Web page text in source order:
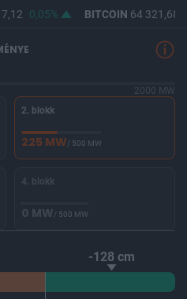
0,05% BITCOIN 64 321,68
2000 MW
2. blokk
225 MW/ 500 MW
4. blokk
0 MW/ 500 MW
-128 cm